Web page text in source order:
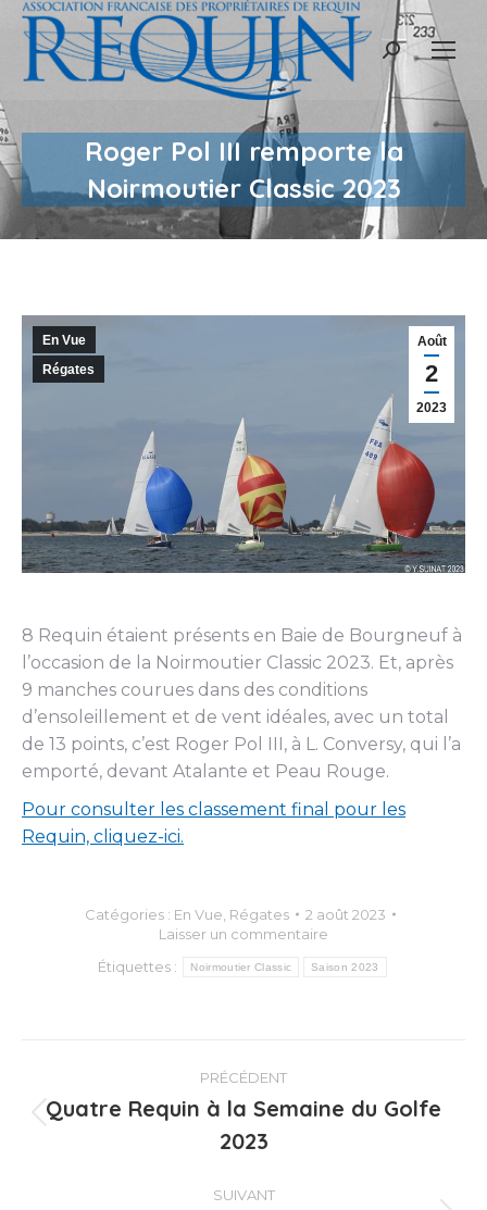
Recherche
Roger Pol III remporte la
Noirmoutier Classic 2023
Août
2
2023
En Vue
Régates
8 Requin étaient présents en Baie de Bourgneuf à
l’occasion de la Noirmoutier Classic 2023. Et, après
9 manches courues dans des conditions
d’ensoleillement et de vent idéales, avec un total
de 13 points, c’est Roger Pol III, à L. Conversy, qui l’a
emporté, devant Atalante et Peau Rouge.
Pour consulter les classement final pour les
Requin, cliquez-ici.
Catégories : En Vue Régates
2 août 2023
Laisser un commentaire
Étiquettes :
Noirmoutier Classic Saison 2023
Navigation
article
PRÉCÉDENT
précédent
Quatre Requin à la Semaine du Golfe
2023
SUIVANT